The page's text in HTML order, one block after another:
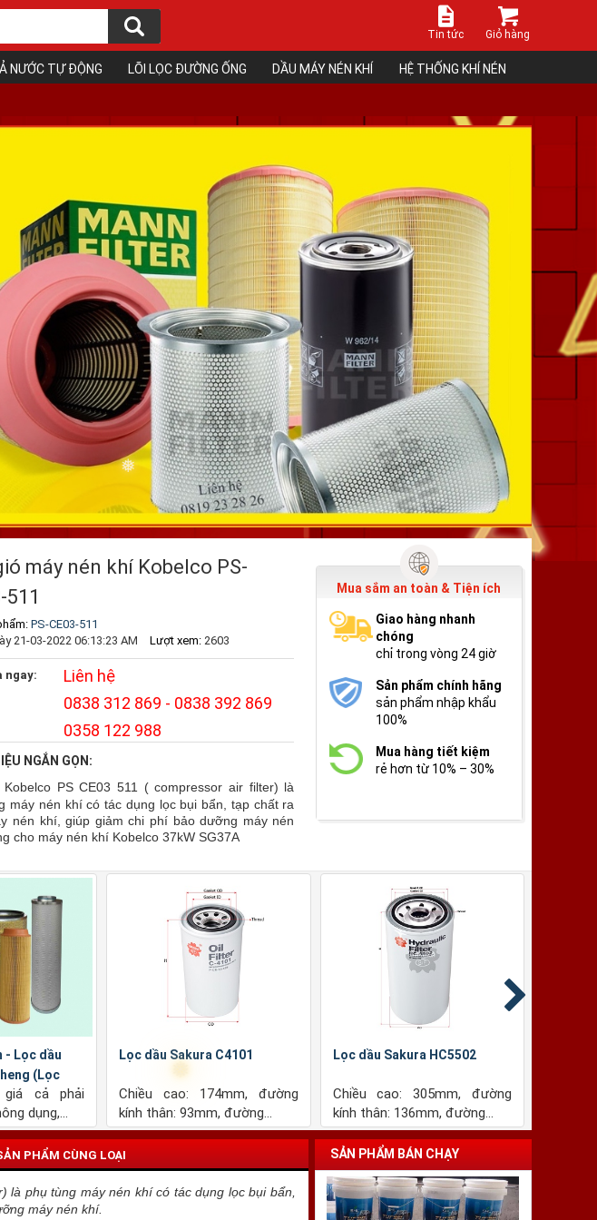
Tin tức Giỏ hàng
NƯỚC TỰ ĐỘNG LÕI LỌC ĐƯỜNG ỐNG DẦU MÁY NÉN KHÍ HỆ THỐNG KHÍ NÉN
❅
máy nén khí Kobelco PS-
511
PS-CE03-511
21-03-2022 06:13:23 AM
Lượt xem:2603
ngay:
Liên hệ
0838 312 869 - 0838 392 869
0358 122 988
NGẮN GỌN:
Kobelco PS CE03 511 ( compressor air filter) là
máy nén khí có tác dụng lọc bụi bẩn, tạp chất ra
nén khí, giúp giảm chi phí bảo dưỡng máy nén
cho máy nén khí Kobelco 37kW SG37A
Mua sắm an toàn & Tiện ích
Giao hàng nhanh
chóng
chỉ trong vòng 24 giờ
Sản phẩm chính hãng
sản phẩm nhập khẩu
100%
Mua hàng tiết kiệm
rẻ hơn từ 10% – 30%
HC6802
đường
đường...
Lọc gió Sakura A4910
Chiều cao: 198.5mm, đường
kính ngoài: 240mm, đường...
Lọc gió Sakura A6211
Chiều cao: 352.7mm, đường
kính ngoài: 164mm, đường...
PHẨM CÙNG LOẠI
là phụ tùng máy nén khí có tác dụng lọc bụi bẩn,
máy nén khí.
SẢN PHẨM BÁN CHẠY